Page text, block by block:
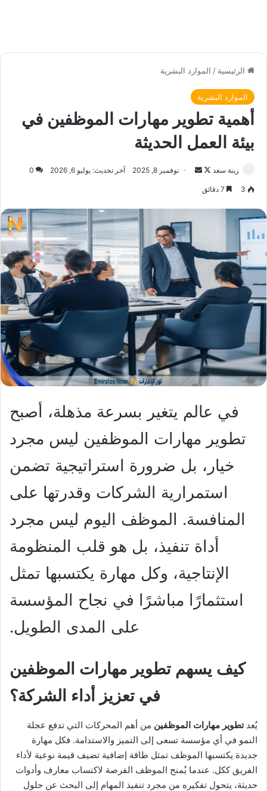
الرئيسية / الموارد البشرية
الموارد البشرية
أهمية تطوير مهارات الموظفين في
بيئة العمل الحديثة
زينة سعد
ت
ى
X
ر
ي
ا
إ
ل
ك
ر
و
ن
ا
نوفمبر 8, 2025 آخر تحديث: يوليو 6, 2026 0
3
في عالم يتغير بسرعة مذهلة، أصبح
تطوير مهارات الموظفين ليس مجرد
خيار، بل ضرورة استراتيجية تضمن
استمرارية الشركات وقدرتها على
المنافسة. الموظف اليوم ليس مجرد
أداة تنفيذ، بل هو قلب المنظومة
الإنتاجية، وكل مهارة يكتسبها تمثل
استثمارًا مباشرًا في نجاح المؤسسة
على المدى الطويل.
كيف يسهم تطوير مهارات الموظفين
في تعزيز أداء الشركة؟
يُعدتطوير مهارات الموظفين من أهم المحركات التي تدفع عجلة
النمو في أي مؤسسة تسعى إلى التميز والاستدامة. فكل مهارة
جديدة يكتسبها الموظف تمثل طاقة إضافية تضيف قيمة نوعية لأداء
الفريق ككل. عندما يُمنح الموظف الفرصة لاكتساب معارف وأدوات
حديثة، يتحول تفكيره من مجرد تنفيذ المهام إلى البحث عن حلول